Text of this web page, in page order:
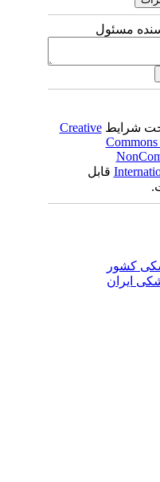
مسئول
شرایطCreative
قابل
کشور
ایران